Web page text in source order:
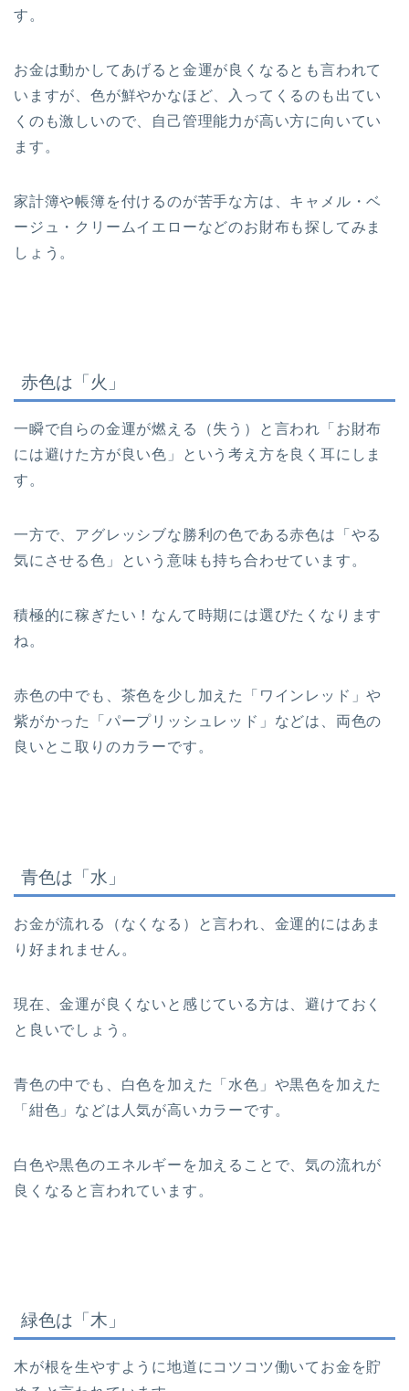
す。
お金は動かしてあげると金運が良くなるとも言われて
いますが、色が鮮やかなほど、入ってくるのも出てい
くのも激しいので、自己管理能力が高い方に向いてい
ます。
家計簿や帳簿を付けるのが苦手な方は、キャメル・ベ
ージュ・クリームイエローなどのお財布も探してみま
しょう。
赤色は「火」
一瞬で自らの金運が燃える（失う）と言われ「お財布
には避けた方が良い色」という考え方を良く耳にしま
す。
一方で、アグレッシブな勝利の色である赤色は「やる
気にさせる色」という意味も持ち合わせています。
積極的に稼ぎたい！なんて時期には選びたくなります
ね。
赤色の中でも、茶色を少し加えた「ワインレッド」や
紫がかった「パープリッシュレッド」などは、両色の
良いとこ取りのカラーです。
青色は「水」
お金が流れる（なくなる）と言われ、金運的にはあま
り好まれません。
現在、金運が良くないと感じている方は、避けておく
と良いでしょう。
青色の中でも、白色を加えた「水色」や黒色を加えた
「紺色」などは人気が高いカラーです。
白色や黒色のエネルギーを加えることで、気の流れが
良くなると言われています。
緑色は「木」
木が根を生やすように地道にコツコツ働いてお金を貯